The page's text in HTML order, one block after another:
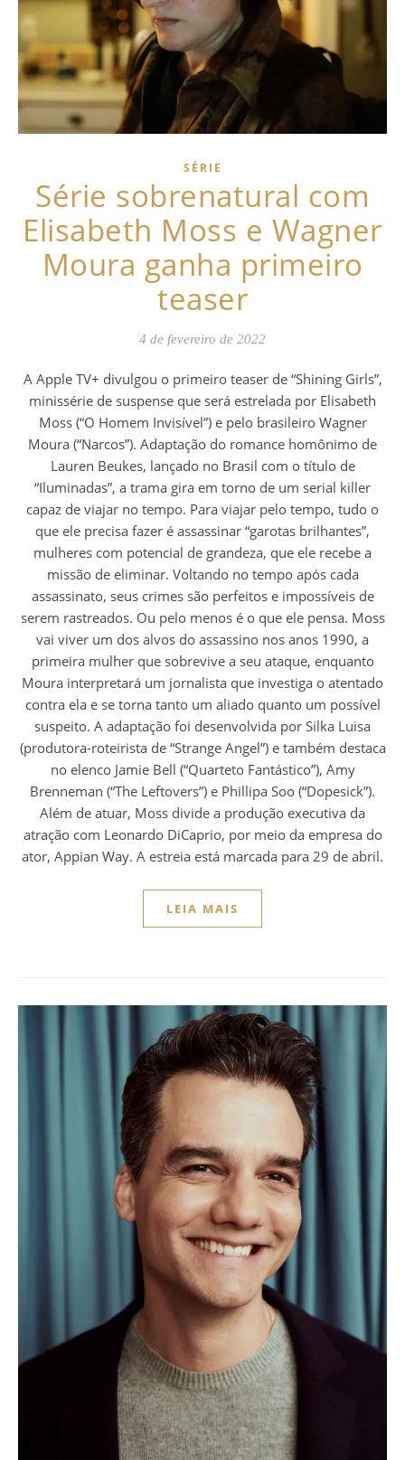
SÉRIE
Série sobrenatural com
Elisabeth Moss e Wagner
Moura ganha primeiro
teaser
4 de fevereiro de 2022
A Apple TV+ divulgou o primeiro teaser de “Shining Girls”,
minissérie de suspense que será estrelada por Elisabeth
Moss (“O Homem Invisível”) e pelo brasileiro Wagner
Moura (“Narcos”). Adaptação do romance homônimo de
Lauren Beukes, lançado no Brasil com o título de
“Iluminadas”, a trama gira em torno de um serial killer
capaz de viajar no tempo. Para viajar pelo tempo, tudo o
que ele precisa fazer é assassinar “garotas brilhantes”,
mulheres com potencial de grandeza, que ele recebe a
missão de eliminar. Voltando no tempo após cada
assassinato, seus crimes são perfeitos e impossíveis de
serem rastreados. Ou pelo menos é o que ele pensa. Moss
vai viver um dos alvos do assassino nos anos 1990, a
primeira mulher que sobrevive a seu ataque, enquanto
Moura interpretará um jornalista que investiga o atentado
contra ela e se torna tanto um aliado quanto um possível
suspeito. A adaptação foi desenvolvida por Silka Luisa
(produtora-roteirista de “Strange Angel”) e também destaca
no elenco Jamie Bell (“Quarteto Fantástico”), Amy
Brenneman (“The Leftovers”) e Phillipa Soo (“Dopesick”).
Além de atuar, Moss divide a produção executiva da
atração com Leonardo DiCaprio, por meio da empresa do
ator, Appian Way. A estreia está marcada para 29 de abril.
LEIA MAIS